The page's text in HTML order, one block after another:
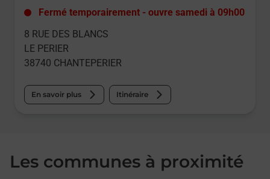
Fermé temporairement - ouvre samedi à 09h00
8 RUE DES BLANCS
LE PERIER
38740 CHANTEPERIER
En savoir plus Itinéraire
Les communes à proximité